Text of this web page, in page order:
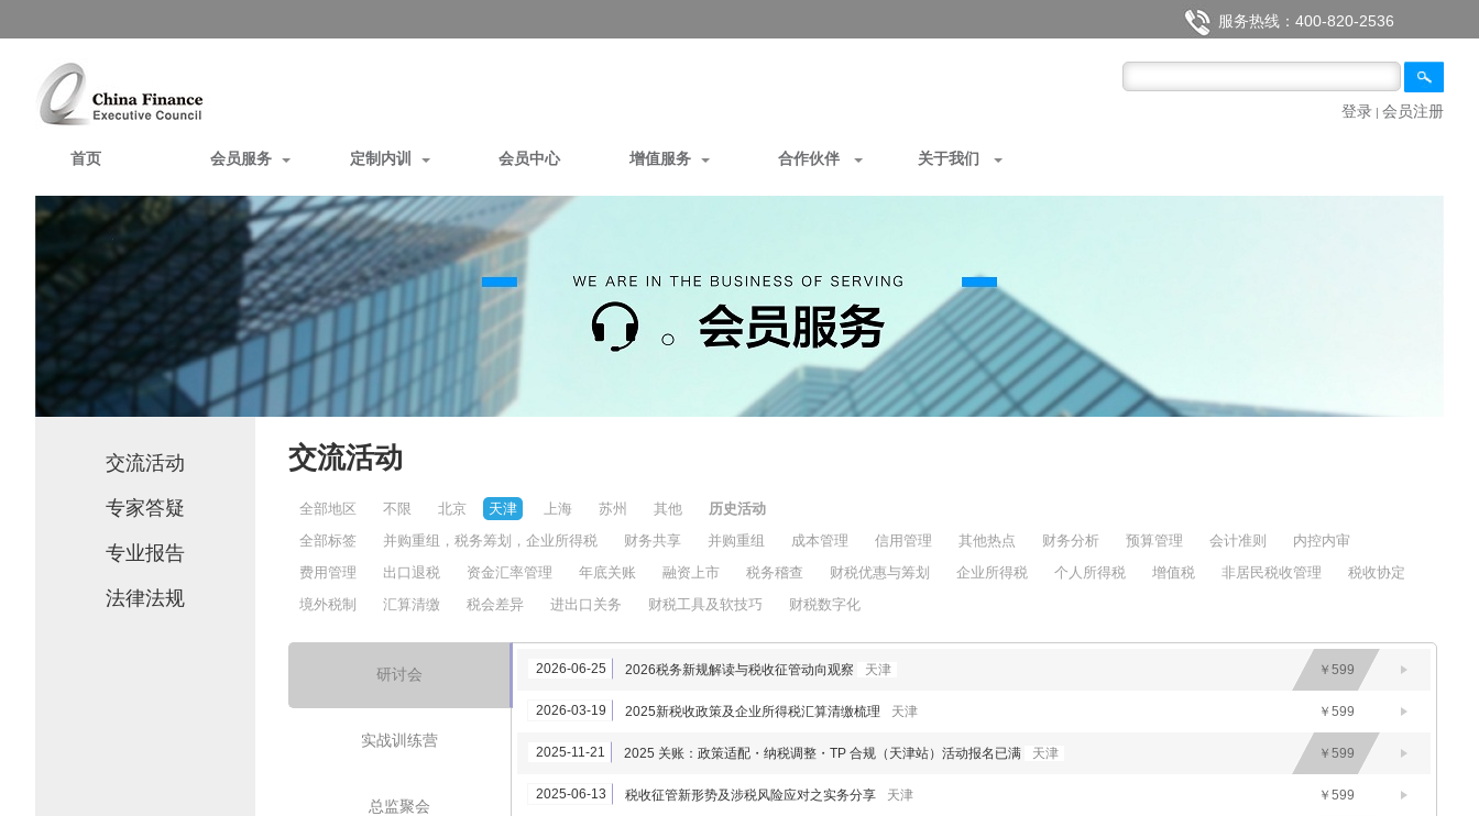
服务热线：400-820-2536
登录 | 会员注册
首页 会员服务 定制内训 会员中心 增值服务 合作伙伴 关于我们
交流活动
专家答疑
专业报告
法律法规
交流活动
全部地区 不限 北京 天津 上海 苏州 其他
历史活动
全部标签
并购重组，税务筹划，企业所得税 财务共享 并购重组 成本管理 信用管理 其他热点 财务分析 预算管理 会计准则
内控内审
费用管理
出口退税 资金汇率管理 年底关账 融资上市 税务稽查 财税优惠与筹划 企业所得税 个人所得税 增值税 非居民税收管理
税收协定
境外税制
汇算清缴 税会差异 进出口关务 财税工具及软技巧 财税数字化
研讨会
实战训练营
总监聚会
2026-06-25 2026税务新规解读与税收征管动向观察 天津 ￥599
2026-03-19 2025新税收政策及企业所得税汇算清缴梳理 天津 ￥599
2025-11-21 2025 关账：政策适配・纳税调整・TP 合规（天津站）活动报名已满 天津 ￥599
2025-06-13 税收征管新形势及涉税风险应对之实务分享 天津 ￥599